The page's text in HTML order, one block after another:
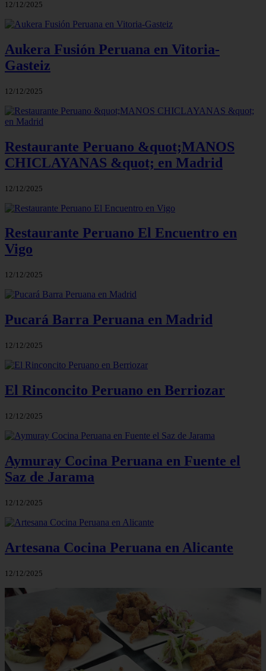
12/12/2025
Aukera Fusión Peruana en Vitoria-
Gasteiz
12/12/2025
Restaurante Peruano &quot;MANOS
CHICLAYANAS &quot; en Madrid
12/12/2025
Restaurante Peruano El Encuentro en
Vigo
12/12/2025
Pucará Barra Peruana en Madrid
12/12/2025
El Rinconcito Peruano en Berriozar
12/12/2025
Aymuray Cocina Peruana en Fuente el
Saz de Jarama
12/12/2025
Artesana Cocina Peruana en Alicante
12/12/2025